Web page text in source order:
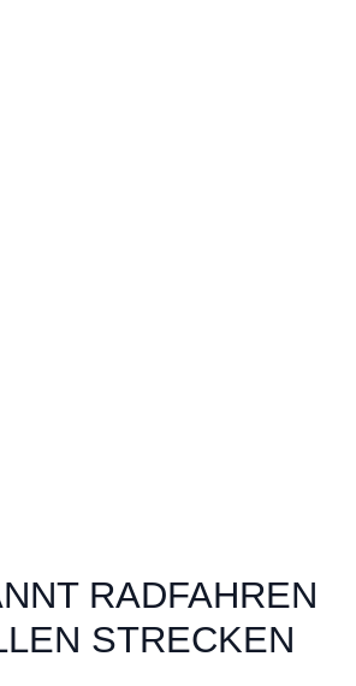
RADFAHREN
STRECKEN